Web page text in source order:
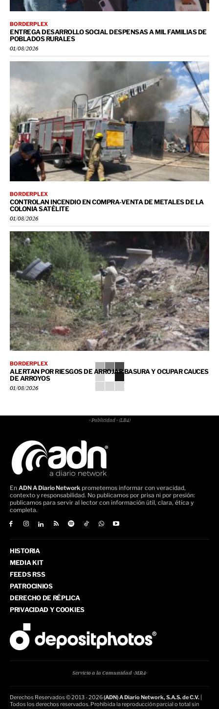
BORDERPLEX
ENTREGA DESARROLLO SOCIAL DESPENSAS A MIL FAMILIAS DE
POBLADOS RURALES
01/08/2026
BORDERPLEX
CONTROLAN INCENDIO EN COMPRA-VENTA DE METALES DE LA
COLONIA SATÉLITE
01/08/2026
BORDERPLEX
ALERTAN POR RIESGOS DE ARROJAR BASURA Y OCUPAR CAUCES
DE ARROYOS
01/08/2026
- Publicidad - (LB4)
En ADN A Diario Network prometemos informar con veracidad,
contexto y responsabilidad. No publicamos por prisa ni por presión:
publicamos para servir al lector con información útil, clara, ética y
completa.
HISTORIA
MEDIA KIT
FEEDS RSS
PATROCINIOS
DERECHO DE RÉPLICA
PRIVACIDAD Y COOKIES
Servicio a la Comunidad -MR4-
Derechos Reservados © 2013 - 2026(ADN) A Diario Network, S.A.S. de C.V.
Todos los derechos reservados. Prohibida la reproducción parcial o total sin